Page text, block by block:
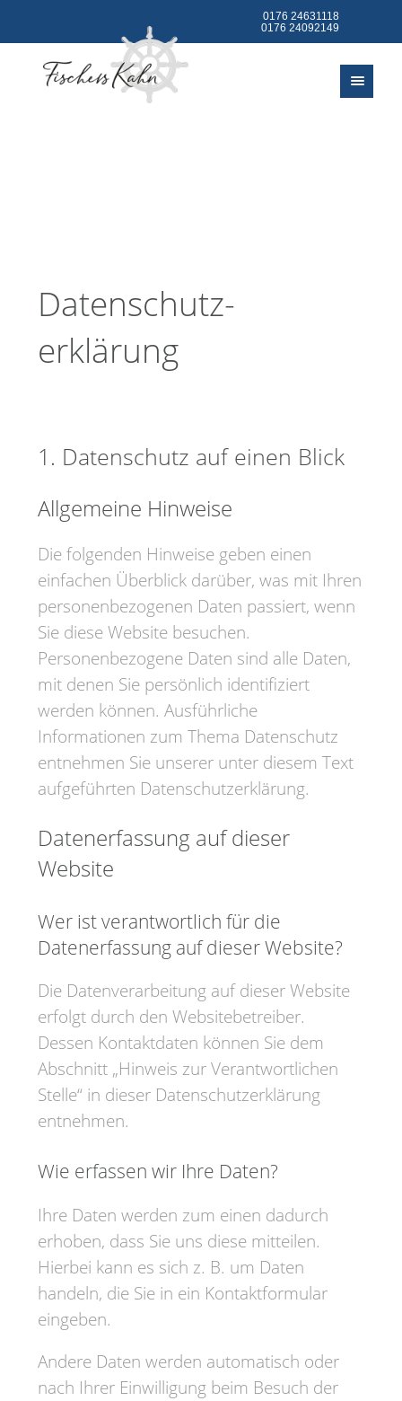
0176 24631118
0176 24092149
info@fischers-
Datenschutz­
erklärung
1. Datenschutz auf einen Blick
Allgemeine Hinweise
Die folgenden Hinweise geben einen
einfachen Überblick darüber, was mit Ihren
personenbezogenen Daten passiert, wenn
Sie diese Website besuchen.
Personenbezogene Daten sind alle Daten,
mit denen Sie persönlich identifiziert
werden können. Ausführliche
Informationen zum Thema Datenschutz
entnehmen Sie unserer unter diesem Text
aufgeführten Datenschutzerklärung.
Datenerfassung auf dieser
Website
Wer ist verantwortlich für die
Datenerfassung auf dieser Website?
Die Datenverarbeitung auf dieser Website
erfolgt durch den Websitebetreiber.
Dessen Kontaktdaten können Sie dem
Abschnitt „Hinweis zur Verantwortlichen
Stelle“ in dieser Datenschutzerklärung
entnehmen.
Wie erfassen wir Ihre Daten?
Ihre Daten werden zum einen dadurch
erhoben, dass Sie uns diese mitteilen.
Hierbei kann es sich z. B. um Daten
handeln, die Sie in ein Kontaktformular
eingeben.
Andere Daten werden automatisch oder
nach Ihrer Einwilligung beim Besuch der